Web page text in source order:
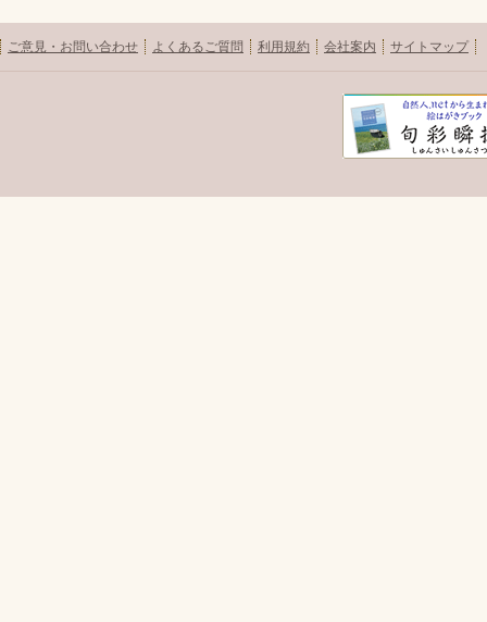
ご意見・お問い合わせ よくあるご質問 利用規約 会社案内 サイトマップ